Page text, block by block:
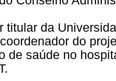
titular da
do
de saúde no